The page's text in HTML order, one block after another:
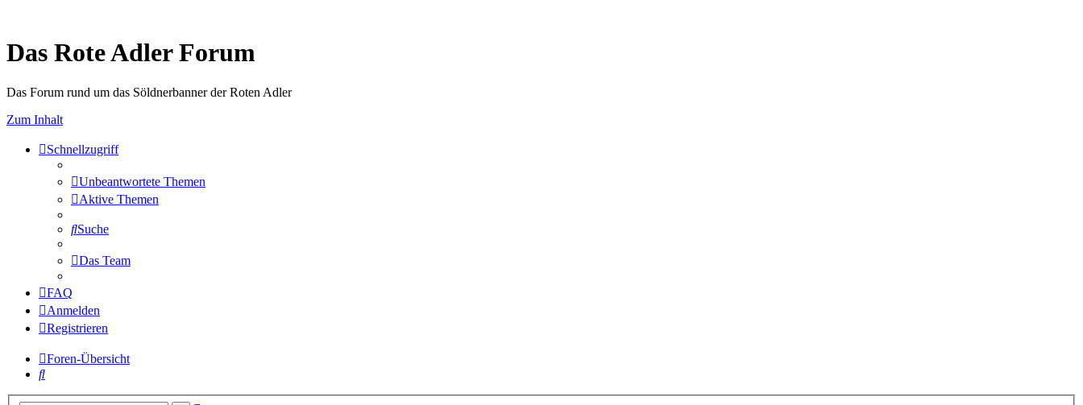
Das Rote Adler Forum
Das Forum rund um das Söldnerbanner der Roten Adler
Zum Inhalt
Schnellzugriff
Unbeantwortete Themen
Aktive Themen
Suche
Das Team
FAQ
Anmelden
Registrieren
Foren-Übersicht
Suche